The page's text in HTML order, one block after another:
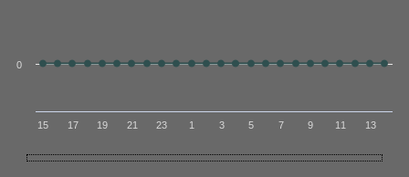
15 17 19 21 23 1 3 5 7 9 11 13
0